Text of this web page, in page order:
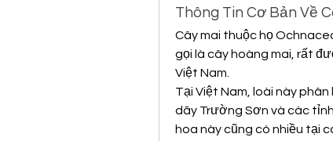
Thông Tin Cơ Bản Về
Cây mai thuộc họ
gọi là cây hoàng mai, rất
Việt Nam.
Tại Việt Nam, loài này
dãy Trường Sơn và các
hoa này cũng có nhiều tại